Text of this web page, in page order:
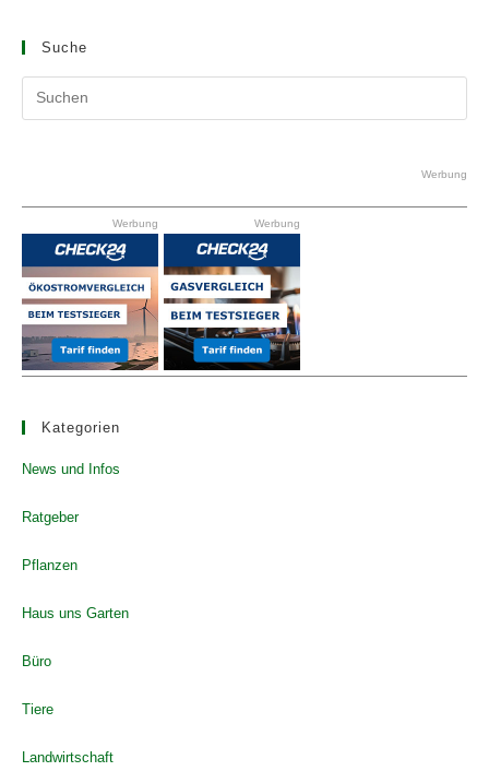
Suche
the
Werbung
Werbung Werbung
Kategorien
News und Infos
Ratgeber
Pflanzen
Haus uns Garten
Büro
Tiere
Landwirtschaft